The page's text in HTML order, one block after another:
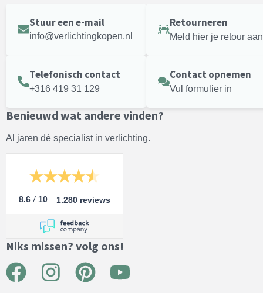
Stuur een e-mail
info@verlichtingkopen.nl
Retourneren
Meld hier je retour aan
Telefonisch contact
+316 419 31 129
Contact opnemen
Vul formulier in
Benieuwd wat andere vinden?
Al jaren dé specialist in verlichting.
8.6 / 10 1.280 reviews
Niks missen? volg ons!
F
I
P
Y